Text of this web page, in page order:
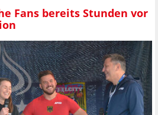
Fans bereits Stunden vor